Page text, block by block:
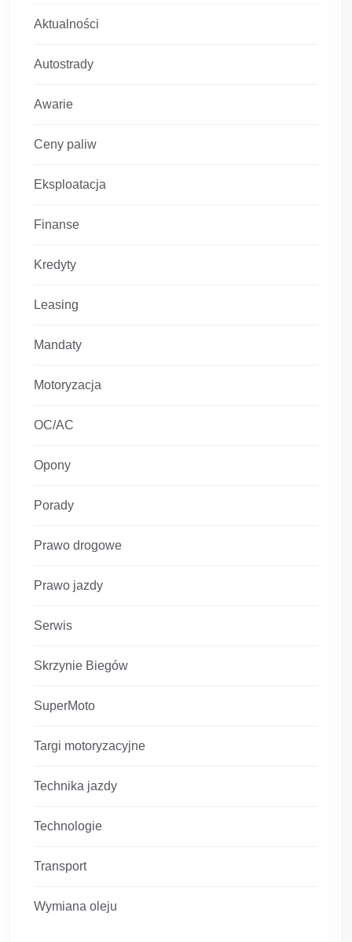
Aktualności
Autostrady
Awarie
Ceny paliw
Eksploatacja
Finanse
Kredyty
Leasing
Mandaty
Motoryzacja
OC/AC
Opony
Porady
Prawo drogowe
Prawo jazdy
Serwis
Skrzynie Biegów
SuperMoto
Targi motoryzacyjne
Technika jazdy
Technologie
Transport
Wymiana oleju